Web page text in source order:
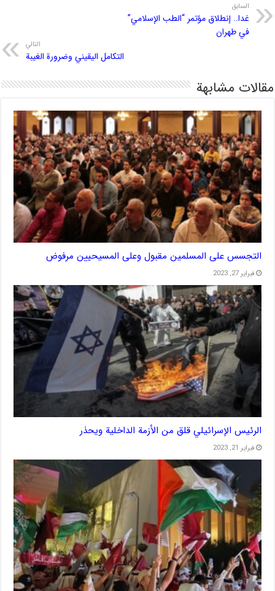
السابق
غدا.. إنطلاق مؤتمر “الطب الإسلامي”
في طهران
التالي
التكامل اليقيني وضرورة الغيبة
مقالات مشابهة
التجسس على المسلمين مقبول وعلى المسيحيين مرفوض
فبراير 27, 2023
الرئيس الإسرائيلي قلق من الأزمة الداخلية ويحذر
فبراير 21, 2023